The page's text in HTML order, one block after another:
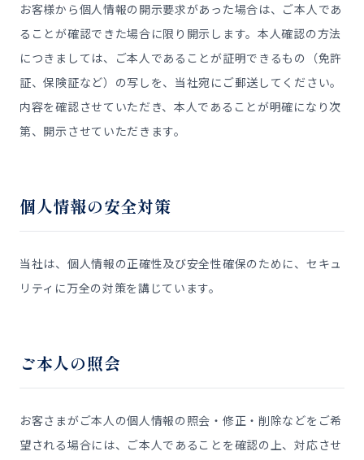
お客様から個人情報の開示要求があった場合は、ご本人であ
ることが確認できた場合に限り開示します。本人確認の方法
につきましては、ご本人であることが証明できるもの（免許
証、保険証など）の写しを、当社宛にご郵送してください。
内容を確認させていただき、本人であることが明確になり次
第、開示させていただきます。
個人情報の安全対策
当社は、個人情報の正確性及び安全性確保のために、セキュ
リティに万全の対策を講じています。
ご本人の照会
お客さまがご本人の個人情報の照会・修正・削除などをご希
望される場合には、ご本人であることを確認の上、対応させ